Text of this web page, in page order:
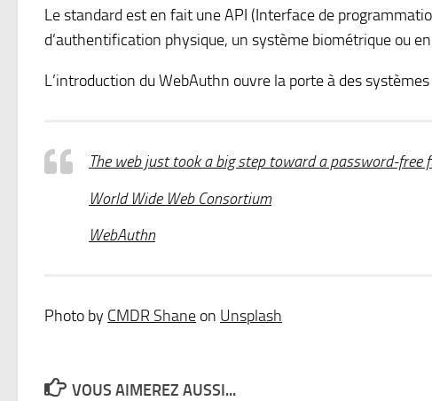
Le standard est en fait une API (Interface de
d’authentification physique, un système biométrique ou
L’introduction du WebAuthn ouvre la porte à des
The web just took a big step toward a password-free
World Wide Web Consortium
WebAuthn
Photo by CMDR Shane on Unsplash
VOUS AIMEREZ AUSSI...